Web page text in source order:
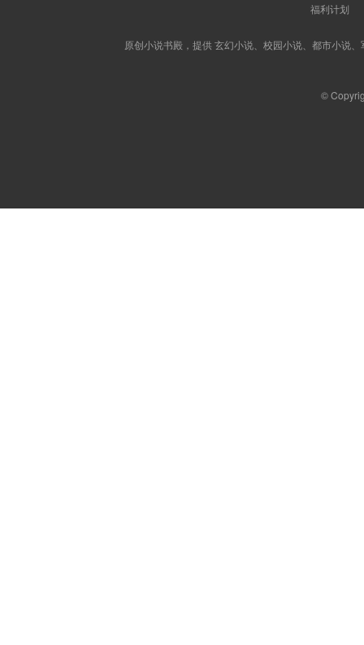
福利计划
原创小说书殿，提供 玄幻小说、校园小说、都市小说
©